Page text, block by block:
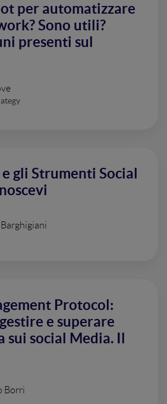
per automatizzare
Sono utili?
presenti sul
gli Strumenti Social
Protocol:
e superare
sui social Media. Il
Borri